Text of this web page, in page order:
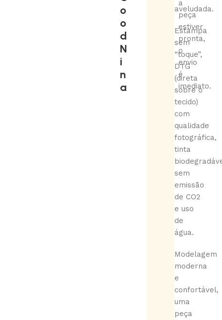
o
o
d
N
i
n
a
a
peça
estiver
pronta,
o
envio
é
imediato.
aveludada.
Estampa
sem
“toque”,
DTG
(direta
sobre o
tecido)
com
qualidade
fotográfica,
tinta
sem
emissão
de CO2
e uso
de
água.
Modelagem
moderna
e
confortável,
uma
peça